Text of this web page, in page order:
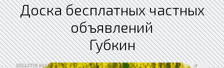
Доска бесплатных частных
объявлений
Губкин